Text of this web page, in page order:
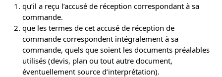
qu’il a reçu l’accusé de réception correspondant à sa
commande.
que les termes de cet accusé de réception de
commande correspondent intégralement à sa
commande, quels que soient les documents préalables
utilisés (devis, plan ou tout autre document,
éventuellement source d’interprétation).